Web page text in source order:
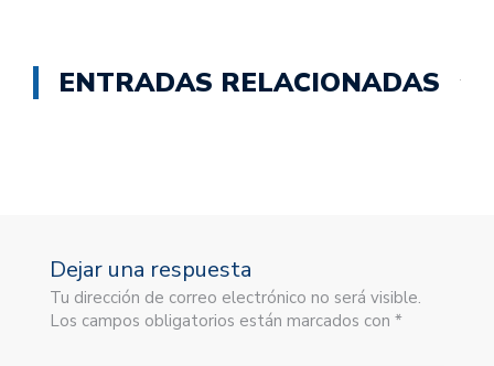
ENTRADAS RELACIONADAS
Dejar una respuesta
Tu dirección de correo electrónico no será visible.
Los campos obligatorios están marcados con *